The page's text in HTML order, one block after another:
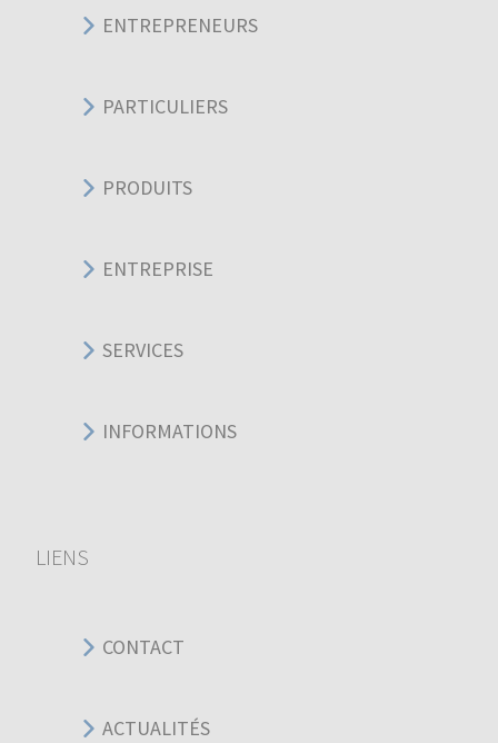
ENTREPRENEURS
PARTICULIERS
PRODUITS
ENTREPRISE
SERVICES
INFORMATIONS
LIENS
CONTACT
ACTUALITÉS